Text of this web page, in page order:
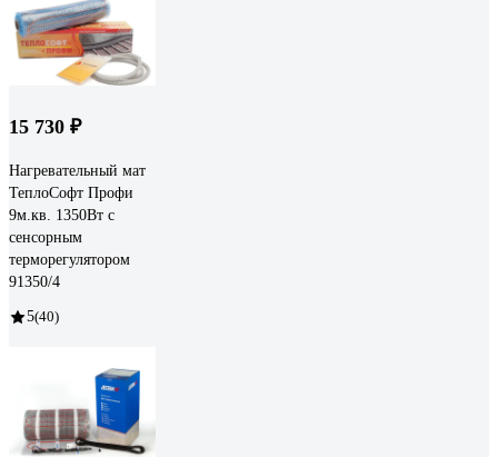
15 730 ₽
Нагревательный мат
ТеплоСофт Профи
9м.кв. 1350Вт с
сенсорным
терморегулятором
91350/4
5(40)